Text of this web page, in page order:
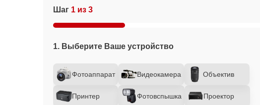
Шаг 1 из 3
1. Выберите Ваше устройство
Фотоаппарат Видеокамера Объектив
Принтер Фотовспышка Проектор